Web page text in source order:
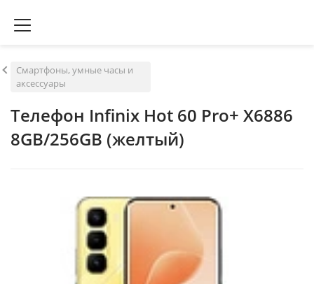
Смартфоны, умные часы и
аксессуары
Телефон Infinix Hot 60 Pro+ X6886
8GB/256GB (желтый)